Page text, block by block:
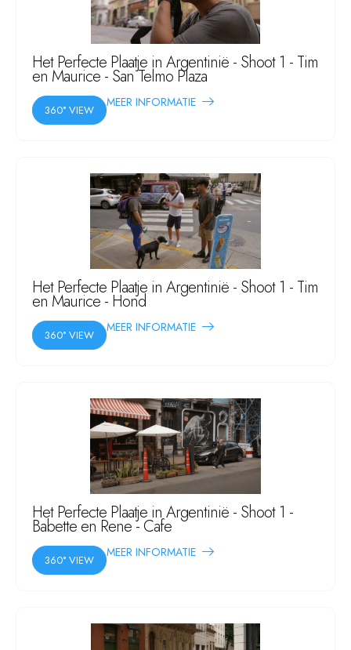
Het Perfecte Plaatje in Argentinië - Shoot 1 - Tim
en Maurice - San Telmo Plaza
360° VIEW
MEER INFORMATIE
Het Perfecte Plaatje in Argentinië - Shoot 1 - Tim
en Maurice - Hond
360° VIEW
MEER INFORMATIE
Het Perfecte Plaatje in Argentinië - Shoot 1 -
Babette en Rene - Cafe
360° VIEW
MEER INFORMATIE